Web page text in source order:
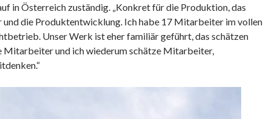
in Österreich zuständig. „Konkret für die Produktion, das
und die Produktentwicklung. Ich habe 17 Mitarbeiter im vollen
Unser Werk ist eher familiär geführt, das schätzen
Mitarbeiter und ich wiederum schätze Mitarbeiter,